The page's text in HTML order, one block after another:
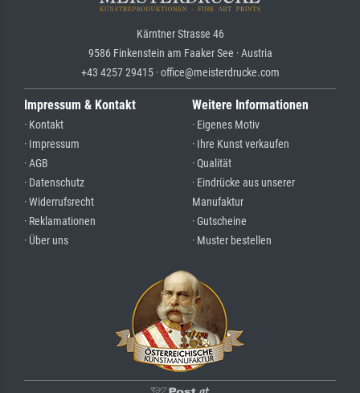
Kärntner Strasse 46
9586 Finkenstein am Faaker See · Austria
+43 4257 29415 · office@meisterdrucke.com
Impressum & Kontakt
· Kontakt
· Impressum
· AGB
· Datenschutz
· Widerrufsrecht
· Reklamationen
· Über uns
Weitere Informationen
· Eigenes Motiv
· Ihre Kunst verkaufen
· Qualität
· Eindrücke aus unserer
Manufaktur
· Gutscheine
· Muster bestellen